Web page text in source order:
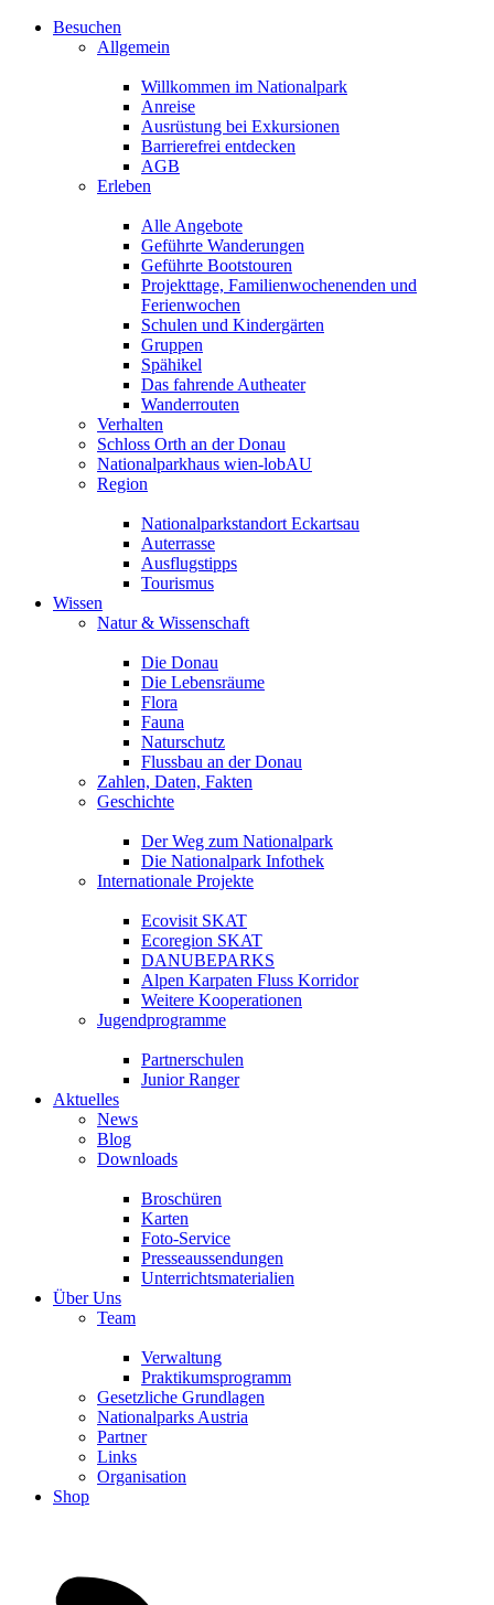
Besuchen
Allgemein
Willkommen im Nationalpark
Anreise
Ausrüstung bei Exkursionen
Barrierefrei entdecken
AGB
Erleben
Alle Angebote
Geführte Wanderungen
Geführte Bootstouren
Projekttage, Familienwochenenden und
Ferienwochen
Schulen und Kindergärten
Gruppen
Spähikel
Das fahrende Autheater
Wanderrouten
Verhalten
Schloss Orth an der Donau
Nationalparkhaus wien-lobAU
Region
Nationalparkstandort Eckartsau
Auterrasse
Ausflugstipps
Tourismus
Wissen
Natur & Wissenschaft
Die Donau
Die Lebensräume
Flora
Fauna
Naturschutz
Flussbau an der Donau
Zahlen, Daten, Fakten
Geschichte
Der Weg zum Nationalpark
Die Nationalpark Infothek
Internationale Projekte
Ecovisit SKAT
Ecoregion SKAT
DANUBEPARKS
Alpen Karpaten Fluss Korridor
Weitere Kooperationen
Jugendprogramme
Partnerschulen
Junior Ranger
Aktuelles
News
Blog
Downloads
Broschüren
Karten
Foto-Service
Presseaussendungen
Unterrichtsmaterialien
Über Uns
Team
Verwaltung
Praktikumsprogramm
Gesetzliche Grundlagen
Nationalparks Austria
Partner
Links
Organisation
Shop